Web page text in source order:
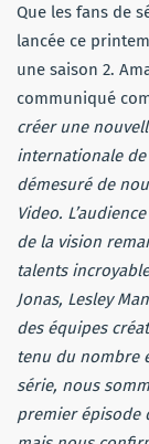
Que les fans de
lancée ce
une saison 2.
communiqué
créer une
internationale de
démesuré de
Video.
de la vision
talents
Jonas, Lesley
des équipes
tenu du nombre
série, nous
premier épisode